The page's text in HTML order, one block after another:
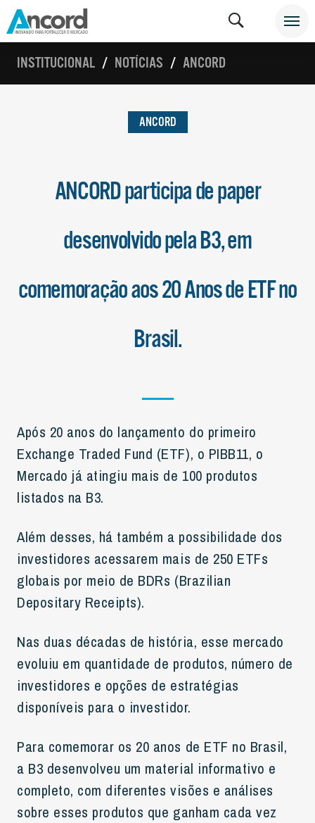
INSTITUCIONAL NOTÍCIAS ANCORD
ANCORD
ANCORD participa de paper
desenvolvido pela B3, em
comemoração aos 20 Anos de ETF no
Brasil.
Após 20 anos do lançamento do primeiro
Exchange Traded Fund (ETF), o PIBB11, o
Mercado já atingiu mais de 100 produtos
listados na B3.
Além desses, há também a possibilidade dos
investidores acessarem mais de 250 ETFs
globais por meio de BDRs (Brazilian
Depositary Receipts).
Nas duas décadas de história, esse mercado
evoluiu em quantidade de produtos, número de
investidores e opções de estratégias
disponíveis para o investidor.
Para comemorar os 20 anos de ETF no Brasil,
a B3 desenvolveu um material informativo e
completo, com diferentes visões e análises
sobre esses produtos que ganham cada vez